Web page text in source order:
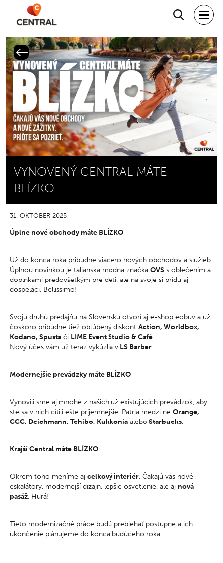
Hľadať
VYNOVENÝ CENTRAL MÁTE
BLÍZKO
31. OKTÓBER 2025
Úplne nové obchody máte BLÍZKO
Už do konca roka pribudne viacero nových obchodov a služieb.
Úplnou novinkou je talianska módna značka OVS s oblečením a
doplnkami predovšetkým pre deti, ale na svoje si prídu aj
dospeláci. Bellissimo!
Svoju druhú predajňu na Slovensku otvorí aj e-shop eobuv a už
čoskoro pribudne tiež obľúbený diskont Action, Worldbox,
Kodano, Spusta či LIME Event Studio & Café.
Nový účes vám už teraz vykúzlia v LS Barber.
Modernejšie prevádzky máte BLÍZKO
Vynovili sme aj mnohé z našich už existujúcich prevádzok, aby
ste sa v nich cítili ešte príjemnejšie. Patria medzi ne Orange,
CCC, Deichmann, Tchibo, Kukkonia alebo Starbucks.
Krajší Central máte BLÍZKO
Okrem toho meníme aj celkový interiér. Čakajú vás nové
eskalátory, modernejší dizajn, lepšie osvetlenie, ale aj nová
pasáž. Hurá!
Tieto modernizačné práce budú prebiehať postupne a ich
ukončenie plánujeme do konca budúceho roka.